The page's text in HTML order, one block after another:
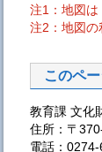
注1：地図は
注2：地図の
このペ
教育課 文化
住所：〒
電話：